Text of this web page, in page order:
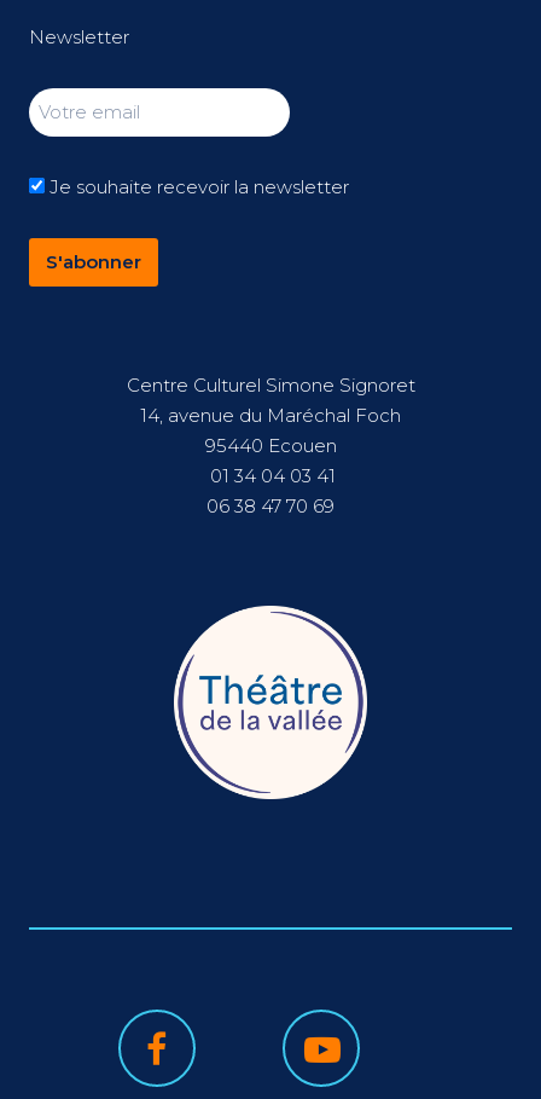
Newsletter
Je souhaite recevoir la newsletter
Centre Culturel Simone Signoret
14, avenue du Maréchal Foch
95440 Ecouen
01 34 04 03 41
06 38 47 70 69